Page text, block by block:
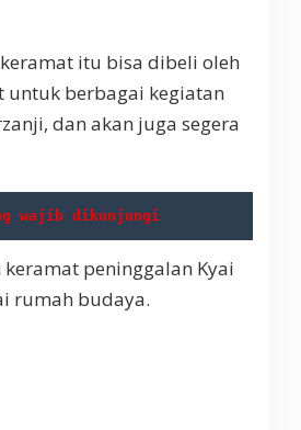
itu bisa dibeli oleh
untuk berbagai kegiatan
dan akan juga segera
wajib dikunjungi
peninggalan Kyai
rumah budaya.